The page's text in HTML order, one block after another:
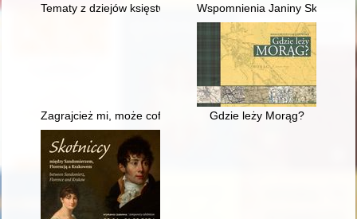
Tematy z dziejów księstwa świdnicko-jaworskiego w dekoracji
Wspomnienia Janiny
Zagrajcież mi, może cofnie się czas... : pamięci Piotra Kuli
Gdzie leży Morąg?